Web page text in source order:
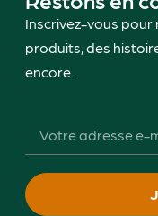
Inscrivez-vous pour
produits, des
encore.